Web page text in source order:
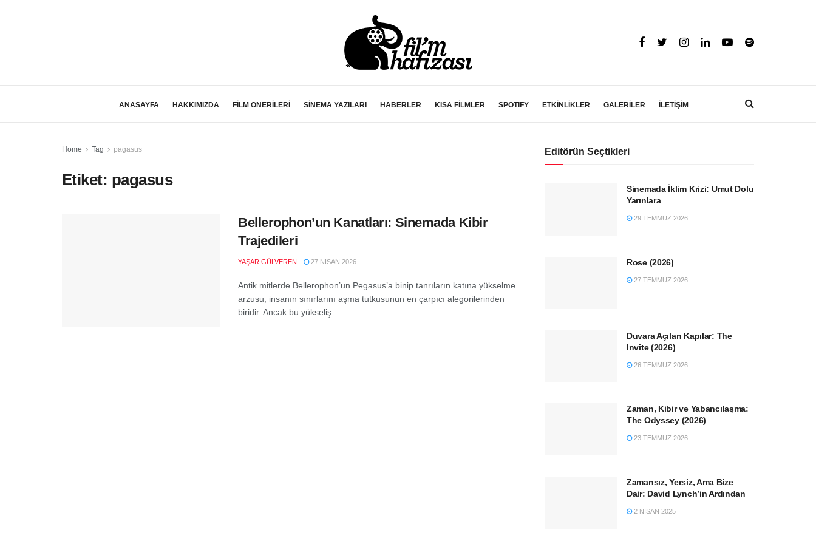
ANASAYFA HAKKIMIZDA FİLM ÖNERİLERİ SİNEMA YAZILARI HABERLER KISA FİLMLER SPOTIFY ETKİNLİKLER GALERİLER İLETİŞİM
Home Tag pagasus
Etiket: pagasus
Bellerophon’un Kanatları: Sinemada Kibir
Trajedileri
YAŞAR GÜLVEREN 27 NISAN 2026
Antik mitlerde Bellerophon’un Pegasus’a binip tanrıların katına yükselme
arzusu, insanın sınırlarını aşma tutkusunun en çarpıcı alegorilerinden
biridir. Ancak bu yükseliş ...
Editörün Seçtikleri
Sinemada İklim Krizi: Umut Dolu
Yarınlara
29 TEMMUZ 2026
Rose (2026)
27 TEMMUZ 2026
Duvara Açılan Kapılar: The
Invite (2026)
26 TEMMUZ 2026
Zaman, Kibir ve Yabancılaşma:
The Odyssey (2026)
23 TEMMUZ 2026
Zamansız, Yersiz, Ama Bize
Dair: David Lynch’in Ardından
2 NISAN 2025